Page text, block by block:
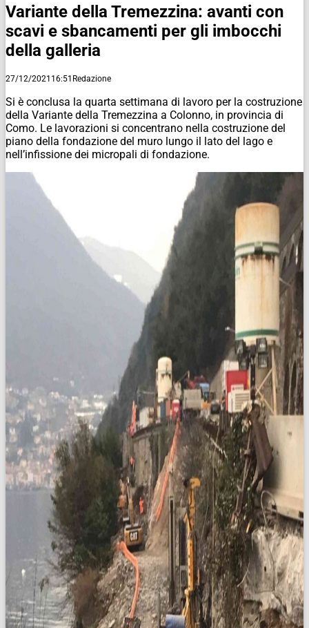
Variante della Tremezzina: avanti con
scavi e sbancamenti per gli imbocchi
della galleria
27/12/2021 16:51 Redazione
Si è conclusa la quarta settimana di lavoro per la costruzione
della Variante della Tremezzina a Colonno, in provincia di
Como. Le lavorazioni si concentrano nella costruzione del
piano della fondazione del muro lungo il lato del lago e
nell’infissione dei micropali di fondazione.